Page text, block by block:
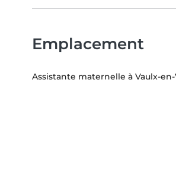
Emplacement
Assistante maternelle à Vaulx-